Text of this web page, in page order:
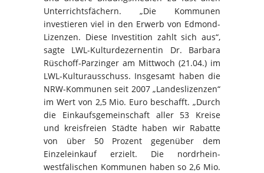
Unterrichtsfächern. „Die Kommunen
investieren viel in den Erwerb von Edmond-
Lizenzen. Diese Investition zahlt sich aus“,
sagte LWL-Kulturdezernentin Dr. Barbara
Rüschoff-Parzinger am Mittwoch (21.04.) im
LWL-Kulturausschuss. Insgesamt haben die
NRW-Kommunen seit 2007 „Landeslizenzen“
im Wert von 2,5 Mio. Euro beschafft. „Durch
die Einkaufsgemeinschaft aller 53 Kreise
und kreisfreien Städte haben wir Rabatte
von über 50 Prozent gegenüber dem
Einzeleinkauf erzielt. Die nordrhein-
westfälischen Kommunen haben so 2,6 Mio.